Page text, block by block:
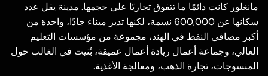
مانغلور كانت دائمًا ما تتفوق تجاريًا على حجمها. مدينة يقل عدد
سكانها عن 600,000 نسمة، لكنها تدير ميناء جادًا، واحدة من
أكبر مصافي النفط في الهند، مجموعة من مؤسسات التعليم
العالي، وجماعة أعمال ريادة أعمال عميقة، بُنيت في الغالب حول
المنسوجات، تجارة الذهب، ومعالجة الأغذية.